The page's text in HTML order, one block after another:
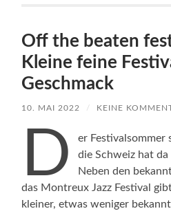
Off the beaten
Kleine feine
Geschmack
10. MAI 2022 / KEINE
D
er Festivalsommer
die Schweiz hat da
Neben den
das Montreux Jazz Festival
kleiner, etwas weniger